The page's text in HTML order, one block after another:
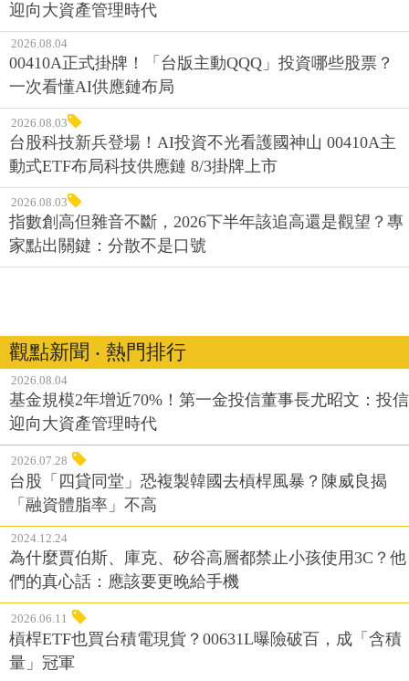
迎向大資產管理時代
2026.08.04
00410A正式掛牌！「台版主動QQQ」投資哪些股票？
一次看懂AI供應鏈布局
2026.08.03
台股科技新兵登場！AI投資不光看護國神山 00410A主
動式ETF布局科技供應鏈 8/3掛牌上市
2026.08.03
指數創高但雜音不斷，2026下半年該追高還是觀望？專
家點出關鍵：分散不是口號
觀點新聞 ‧ 熱門排行
2026.08.04
基金規模2年增近70%！第一金投信董事長尤昭文：投信
迎向大資產管理時代
2026.07.28
台股「四貸同堂」恐複製韓國去槓桿風暴？陳威良揭
「融資體脂率」不高
2024.12.24
為什麼賈伯斯、庫克、矽谷高層都禁止小孩使用3C？他
們的真心話：應該要更晚給手機
2026.06.11
槓桿ETF也買台積電現貨？00631L曝險破百，成「含積
量」冠軍